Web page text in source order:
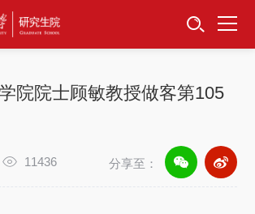
院院士顾敏教授做客第105
11436 分享至：